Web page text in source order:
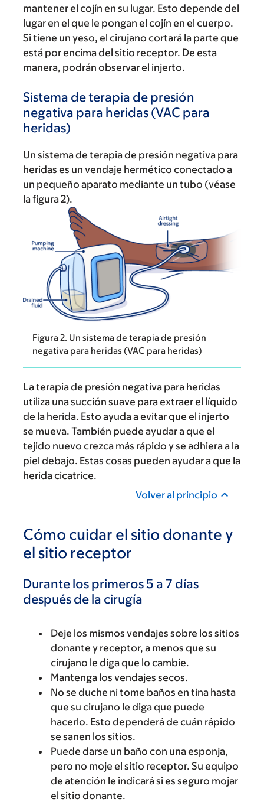
mantener el cojín en su lugar. Esto depende del
lugar en el que le pongan el cojín en el cuerpo.
Si tiene un yeso, el cirujano cortará la parte que
está por encima del sitio receptor. De esta
manera, podrán observar el injerto.
Sistema de terapia de presión
negativa para heridas (VAC para
heridas)
Un sistema de terapia de presión negativa para
heridas es un vendaje hermético conectado a
un pequeño aparato mediante un tubo (véase
la figura 2).
Figura 2. Un sistema de terapia de presión
negativa para heridas (VAC para heridas)
La terapia de presión negativa para heridas
utiliza una succión suave para extraer el líquido
de la herida. Esto ayuda a evitar que el injerto
se mueva. También puede ayudar a que el
tejido nuevo crezca más rápido y se adhiera a la
piel debajo. Estas cosas pueden ayudar a que la
herida cicatrice.
Volver al principio
Cómo cuidar el sitio donante y
el sitio receptor
Durante los primeros 5 a 7 días
después de la cirugía
Deje los mismos vendajes sobre los sitios
donante y receptor, a menos que su
cirujano le diga que lo cambie.
Mantenga los vendajes secos.
No se duche ni tome baños en tina hasta
que su cirujano le diga que puede
hacerlo. Esto dependerá de cuán rápido
se sanen los sitios.
Puede darse un baño con una esponja,
pero no moje el sitio receptor. Su equipo
de atención le indicará si es seguro mojar
el sitio donante.